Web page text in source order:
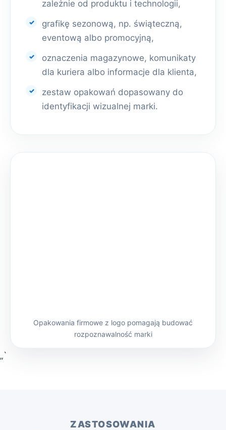
zależnie od produktu i technologii,
grafikę sezonową, np. świąteczną,
eventową albo promocyjną,
oznaczenia magazynowe, komunikaty
dla kuriera albo informacje dla klienta,
zestaw opakowań dopasowany do
identyfikacji wizualnej marki.
Opakowania firmowe z logo pomagają budować
rozpoznawalność marki
„`
ZASTOSOWANIA